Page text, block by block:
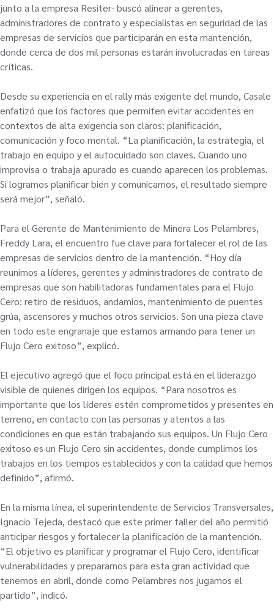
junto a la empresa Resiter- buscó alinear a gerentes,
administradores de contrato y especialistas en seguridad de las
empresas de servicios que participarán en esta mantención,
donde cerca de dos mil personas estarán involucradas en tareas
críticas.
Desde su experiencia en el rally más exigente del mundo, Casale
enfatizó que los factores que permiten evitar accidentes en
contextos de alta exigencia son claros: planificación,
comunicación y foco mental. “La planificación, la estrategia, el
trabajo en equipo y el autocuidado son claves. Cuando uno
improvisa o trabaja apurado es cuando aparecen los problemas.
Si logramos planificar bien y comunicarnos, el resultado siempre
será mejor”, señaló.
Para el Gerente de Mantenimiento de Minera Los Pelambres,
Freddy Lara, el encuentro fue clave para fortalecer el rol de las
empresas de servicios dentro de la mantención. “Hoy día
reunimos a líderes, gerentes y administradores de contrato de
empresas que son habilitadoras fundamentales para el Flujo
Cero: retiro de residuos, andamios, mantenimiento de puentes
grúa, ascensores y muchos otros servicios. Son una pieza clave
en todo este engranaje que estamos armando para tener un
Flujo Cero exitoso”, explicó.
El ejecutivo agregó que el foco principal está en el liderazgo
visible de quienes dirigen los equipos. “Para nosotros es
importante que los líderes estén comprometidos y presentes en
terreno, en contacto con las personas y atentos a las
condiciones en que están trabajando sus equipos. Un Flujo Cero
exitoso es un Flujo Cero sin accidentes, donde cumplimos los
trabajos en los tiempos establecidos y con la calidad que hemos
definido”, afirmó.
En la misma línea, el superintendente de Servicios Transversales,
Ignacio Tejeda, destacó que este primer taller del año permitió
anticipar riesgos y fortalecer la planificación de la mantención.
“El objetivo es planificar y programar el Flujo Cero, identificar
vulnerabilidades y prepararnos para esta gran actividad que
tenemos en abril, donde como Pelambres nos jugamos el
partido”, indicó.